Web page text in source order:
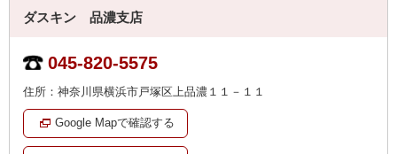
ダスキン 品濃支店
045-820-5575
住所：神奈川県横浜市戸塚区上品濃１１－１１
Google Mapで確認する